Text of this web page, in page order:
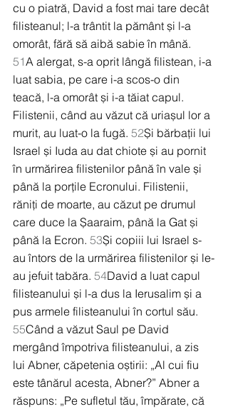
cu o piatră, David a fost mai tare decât
filisteanul; l-a trântit la pământ și l-a
omorât, fără să aibă sabie în mână.
51A alergat, s-a oprit lângă filistean, i-a
luat sabia, pe care i-a scos-o din
teacă, l-a omorât și i-a tăiat capul.
Filistenii, când au văzut că uriașul lor a
murit, au luat-o la fugă. 52Și bărbații lui
Israel și Iuda au dat chiote și au pornit
în urmărirea filistenilor până în vale și
până la porțile Ecronului. Filistenii,
răniți de moarte, au căzut pe drumul
care duce la Șaaraim, până la Gat și
până la Ecron. 53Și copiii lui Israel s-
au întors de la urmărirea filistenilor și le-
au jefuit tabăra. 54David a luat capul
filisteanului și l-a dus la Ierusalim și a
pus armele filisteanului în cortul său.
55Când a văzut Saul pe David
mergând împotriva filisteanului, a zis
lui Abner, căpetenia oștirii: „Al cui fiu
este tânărul acesta, Abner?” Abner a
răspuns: „Pe sufletul tău, împărate, că